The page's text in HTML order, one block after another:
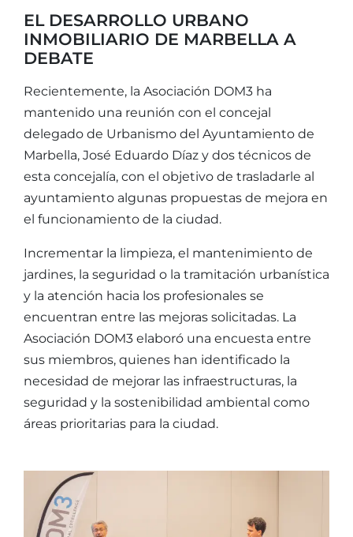
EL DESARROLLO URBANO
INMOBILIARIO DE MARBELLA A
DEBATE
Recientemente, la Asociación DOM3 ha
mantenido una reunión con el concejal
delegado de Urbanismo del Ayuntamiento de
Marbella, José Eduardo Díaz y dos técnicos de
esta concejalía, con el objetivo de trasladarle al
ayuntamiento algunas propuestas de mejora en
el funcionamiento de la ciudad.
Incrementar la limpieza, el mantenimiento de
jardines, la seguridad o la tramitación urbanística
y la atención hacia los profesionales se
encuentran entre las mejoras solicitadas. La
Asociación DOM3 elaboró una encuesta entre
sus miembros, quienes han identificado la
necesidad de mejorar las infraestructuras, la
seguridad y la sostenibilidad ambiental como
áreas prioritarias para la ciudad.